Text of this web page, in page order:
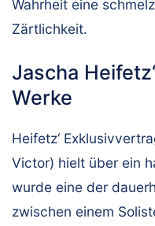
Wahrheit eine
Zärtlichkeit.
Jascha
Werke
Heifetz‘
Victor) hielt über ein
wurde eine der
zwischen einem